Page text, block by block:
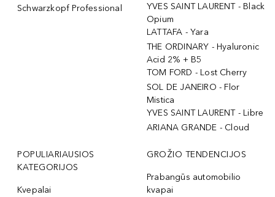
Schwarzkopf Professional
YVES SAINT LAURENT - Black
Opium
LATTAFA - Yara
THE ORDINARY - Hyaluronic
Acid 2% + B5
TOM FORD - Lost Cherry
SOL DE JANEIRO - Flor
Mistica
YVES SAINT LAURENT - Libre
ARIANA GRANDE - Cloud
POPULIARIAUSIOS
KATEGORIJOS
Kvepalai
GROŽIO TENDENCIJOS
Prabangūs automobilio
kvapai